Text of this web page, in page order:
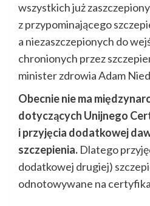
wszystkich już
z przypominającego
a niezaszczepionych do
chronionych przez
minister zdrowia Adam
Obecnie nie ma
dotyczących Unijnego
i przyjęcia dodatkowej
szczepienia. Dlatego
dodatkowej drugiej)
odnotowywane na